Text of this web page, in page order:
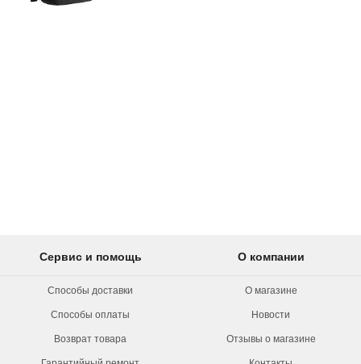
Сервис и помощь
Способы доставки
Способы оплаты
Возврат товара
О компании
О магазине
Новости
Отзывы о магазине